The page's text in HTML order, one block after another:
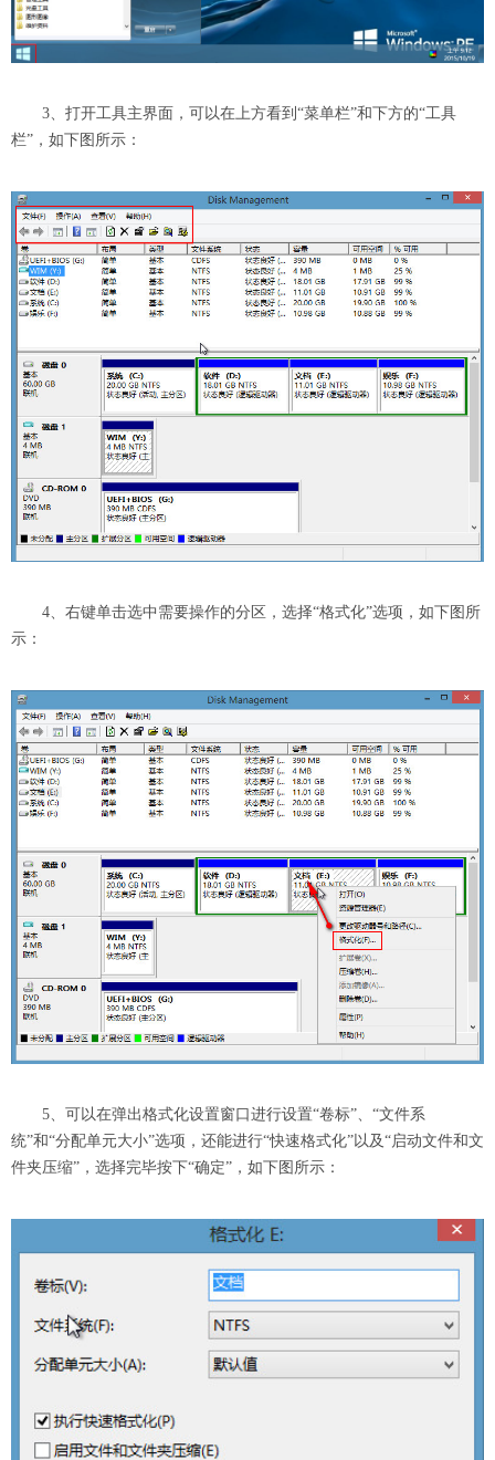
3、打开工具主界面，可以在上方看到“菜单栏”和下方的“工具
栏”，如下图所示：
4、右键单击选中需要操作的分区，选择“格式化”选项，如下图所
示：
5、可以在弹出格式化设置窗口进行设置“卷标”、“文件系
统”和“分配单元大小”选项，还能进行“快速格式化”以及“启动文件和文
件夹压缩”，选择完毕按下“确定”，如下图所示：